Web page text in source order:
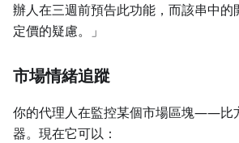
辦人在三週前預告此功能，而該串中的
定價的疑慮。」
市場情緒追蹤
你的代理人在監控某個市場區塊——比
器。現在它可以：